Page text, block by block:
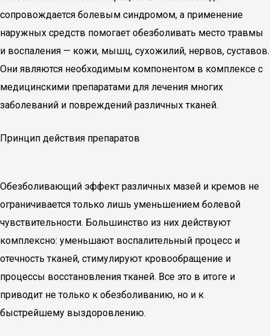
сопровождается болевым синдромом, а применение
наружных средств помогает обезболивать место травмы
и воспаления — кожи, мышц, сухожилий, нервов, суставов.
Они являются необходимым компонентом в комплексе с
медицинскими препаратами для лечения многих
заболеваний и повреждений различных тканей.
Принцип действия препаратов
Обезболивающий эффект различных мазей и кремов не
ограничивается только лишь уменьшением болевой
чувствительности. Большинство из них действуют
комплексно: уменьшают воспалительный процесс и
отечность тканей, стимулируют кровообращение и
процессы восстановления тканей. Все это в итоге и
приводит не только к обезболиванию, но и к
быстрейшему выздоровлению.